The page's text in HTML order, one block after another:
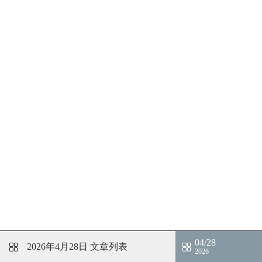
2026年4月28日 文章列表 04/28
2026